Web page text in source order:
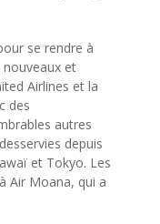
se rendre à
nouveaux et
Airlines et la
des
autres
depuis
et Tokyo. Les
Air Moana, qui a